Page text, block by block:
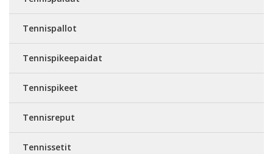
Tennispallot
Tennispikeepaidat
Tennispikeet
Tennisreput
Tennissetit